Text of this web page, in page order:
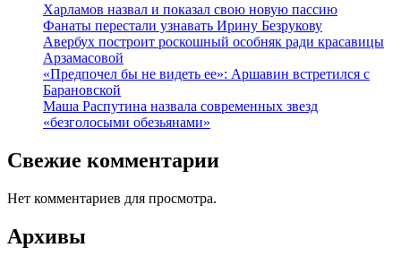
Харламов назвал и показал свою новую пассию
Фанаты перестали узнавать Ирину Безрукову
Авербух построит роскошный особняк ради красавицы
Арзамасовой
«Предпочел бы не видеть ее»: Аршавин встретился с
Барановской
Маша Распутина назвала современных звезд
«безголосыми обезьянами»
Свежие комментарии
Нет комментариев для просмотра.
Архивы